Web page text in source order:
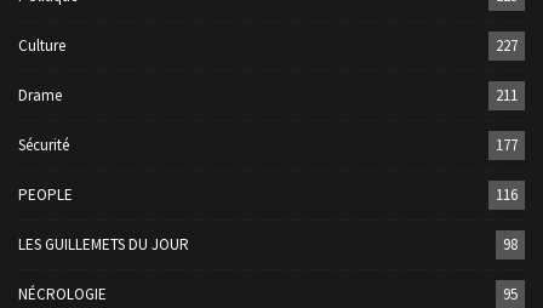
Culture 227
Drame 211
Sécurité 177
PEOPLE 116
LES GUILLEMETS DU JOUR 98
NÉCROLOGIE 95